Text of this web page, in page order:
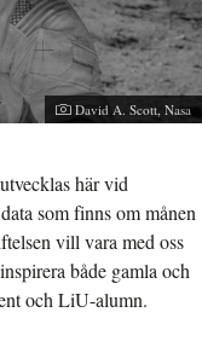
Fotograf:
David A. Scott, Nasa
här vid
som finns om månen
vill vara med oss
både gamla och
och LiU-alumn.